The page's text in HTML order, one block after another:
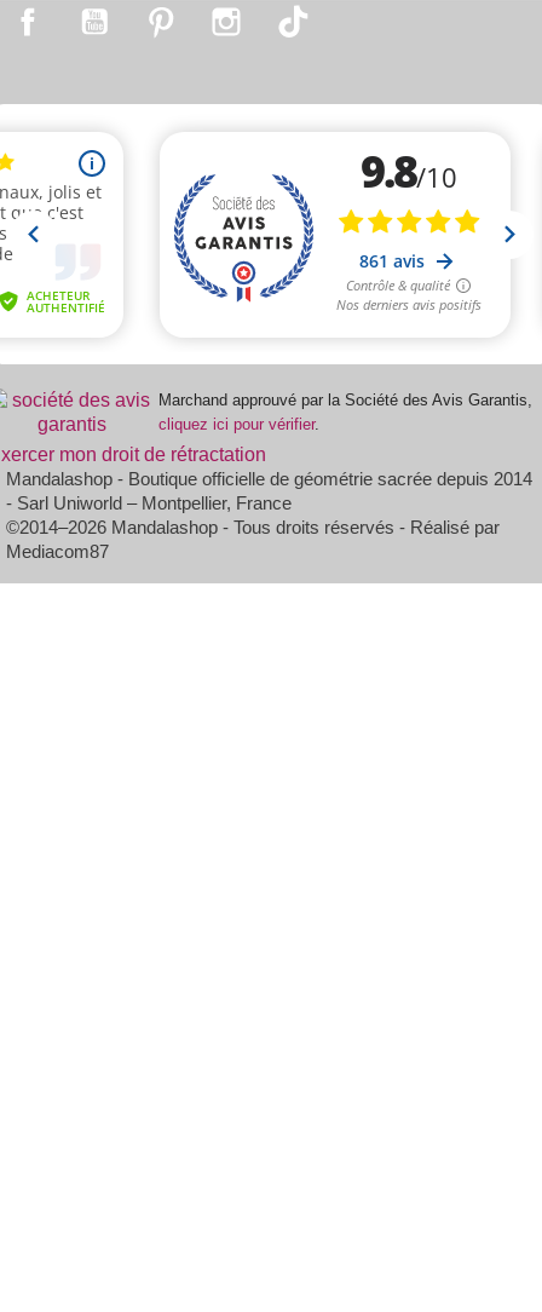
Facebook YouTube Pinterest Instagram
Marchand approuvé par la Société des Avis Garantis,
cliquez ici pour vérifier.
mon droit de rétractation
Mandalashop - Boutique officielle de géométrie sacrée depuis 2014
- Sarl Uniworld – Montpellier, France
©2014–2026 Mandalashop - Tous droits réservés - Réalisé par
Mediacom87